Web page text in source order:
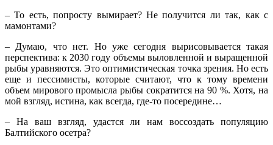
– То есть, попросту вымирает? Не получится ли так, как с
мамонтами?
– Думаю, что нет. Но уже сегодня вырисовывается такая
перспектива: к 2030 году объемы выловленной и выращенной
рыбы уравняются. Это оптимистическая точка зрения. Но есть
еще и пессимисты, которые считают, что к тому времени
объем мирового промысла рыбы сократится на 90 %. Хотя, на
мой взгляд, истина, как всегда, где-то посередине…
– На ваш взгляд, удастся ли нам воссоздать популяцию
Балтийского осетра?